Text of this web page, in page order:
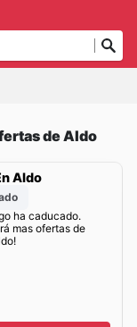
de Aldo
Aldo
ha caducado.
mas ofertas de